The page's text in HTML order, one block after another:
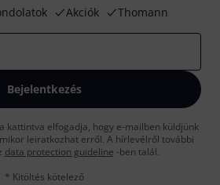
Akciók Thomann
Bejelentkezés
kattintva elfogadja, hogy e-mailben küldjünk
leiratkozhat erről. A hírlevélről további
data protection guideline -ben talál.
* Kitöltés kötelező